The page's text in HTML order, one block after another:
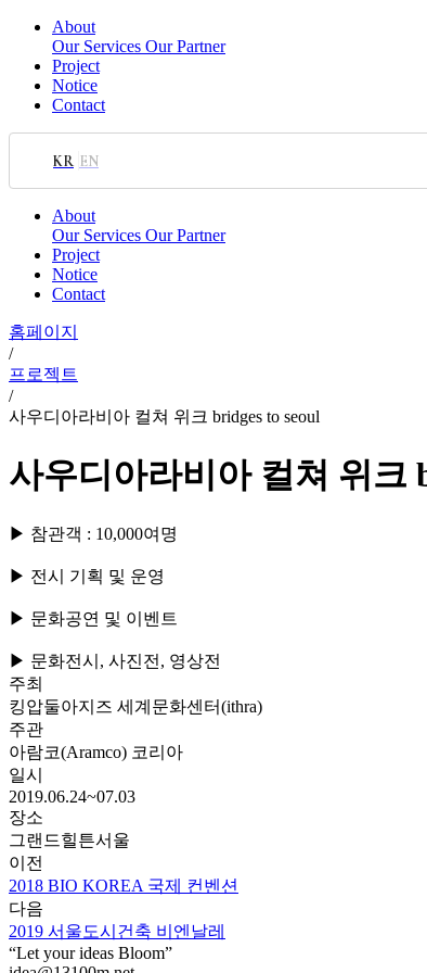
About
Our Services Our Partner
Project
Notice
Contact
KR EN
About
Our Services Our Partner
Project
Notice
Contact
홈페이지
/
프로젝트
/
사우디아라비아 컬쳐 위크 bridges to seoul
사우디아라비아 컬쳐 위크
▶ 참관객 : 10,000여명
▶ 전시 기획 및 운영
▶ 문화공연 및 이벤트
▶ 문화전시, 사진전, 영상전
주최
킹압둘아지즈 세계문화센터(ithra)
주관
아람코(Aramco) 코리아
일시
2019.06.24~07.03
장소
그랜드힐튼서울
이전
2018 BIO KOREA 국제 컨벤션
다음
2019 서울도시건축 비엔날레
“Let your ideas Bloom”